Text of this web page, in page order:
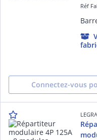
Réf
Connectez-vous